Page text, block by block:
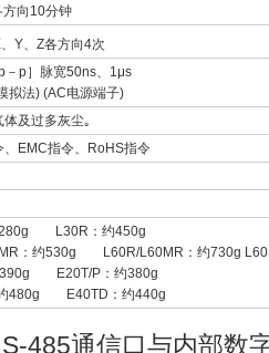
方向10分钟
Y、Z各方向4次
－p］脉宽50ns、1μs
拟法) (AC电源端子)
及过多灰尘｡
、EMC指令、RoHS指令
280g L30R：约450g
：约530g L60R/L60MR：约730g
390g E20T/P：约380g
480g E40TD：约440g
485通信口与内部数